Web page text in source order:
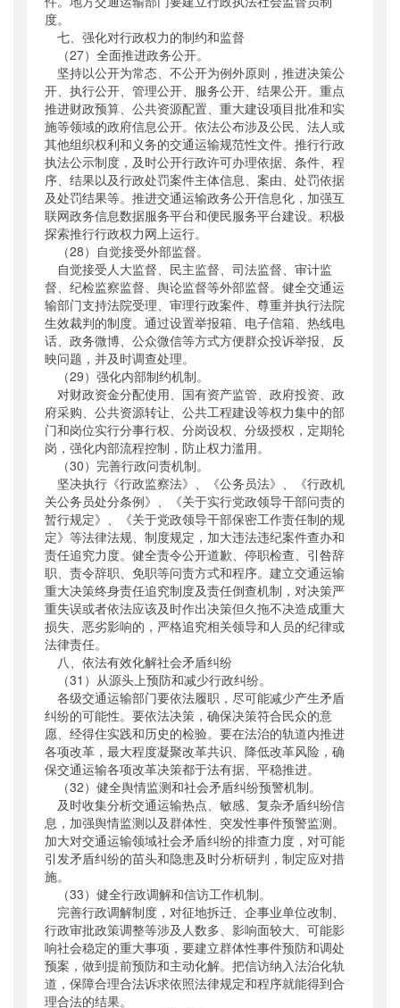
度。
七、强化对行政权力的制约和监督
（27）全面推进政务公开。
坚持以公开为常态、不公开为例外原则，推进决策公
开、执行公开、管理公开、服务公开、结果公开。重点
推进财政预算、公共资源配置、重大建设项目批准和实
施等领域的政府信息公开。依法公布涉及公民、法人或
其他组织权利和义务的交通运输规范性文件。推行行政
执法公示制度，及时公开行政许可办理依据、条件、程
序、结果以及行政处罚案件主体信息、案由、处罚依据
及处罚结果等。推进交通运输政务公开信息化，加强互
联网政务信息数据服务平台和便民服务平台建设。积极
探索推行行政权力网上运行。
（28）自觉接受外部监督。
自觉接受人大监督、民主监督、司法监督、审计监
督、纪检监察监督、舆论监督等外部监督。健全交通运
输部门支持法院受理、审理行政案件、尊重并执行法院
生效裁判的制度。通过设置举报箱、电子信箱、热线电
话、政务微博、公众微信等方式方便群众投诉举报、反
映问题，并及时调查处理。
（29）强化内部制约机制。
对财政资金分配使用、国有资产监管、政府投资、政
府采购、公共资源转让、公共工程建设等权力集中的部
门和岗位实行分事行权、分岗设权、分级授权，定期轮
岗，强化内部流程控制，防止权力滥用。
（30）完善行政问责机制。
坚决执行《行政监察法》、《公务员法》、《行政机
关公务员处分条例》、《关于实行党政领导干部问责的
暂行规定》、《关于党政领导干部保密工作责任制的规
定》等法律法规、制度规定，加大违法违纪案件查办和
责任追究力度。健全责令公开道歉、停职检查、引咎辞
职、责令辞职、免职等问责方式和程序。建立交通运输
重大决策终身责任追究制度及责任倒查机制，对决策严
重失误或者依法应该及时作出决策但久拖不决造成重大
损失、恶劣影响的，严格追究相关领导和人员的纪律或
法律责任。
八、依法有效化解社会矛盾纠纷
（31）从源头上预防和减少行政纠纷。
各级交通运输部门要依法履职，尽可能减少产生矛盾
纠纷的可能性。要依法决策，确保决策符合民众的意
愿、经得住实践和历史的检验。要在法治的轨道内推进
各项改革，最大程度凝聚改革共识、降低改革风险，确
保交通运输各项改革决策都于法有据、平稳推进。
（32）健全舆情监测和社会矛盾纠纷预警机制。
及时收集分析交通运输热点、敏感、复杂矛盾纠纷信
息，加强舆情监测以及群体性、突发性事件预警监测。
加大对交通运输领域社会矛盾纠纷的排查力度，对可能
引发矛盾纠纷的苗头和隐患及时分析研判，制定应对措
施。
（33）健全行政调解和信访工作机制。
完善行政调解制度，对征地拆迁、企事业单位改制、
行政审批政策调整等涉及人数多、影响面较大、可能影
响社会稳定的重大事项，要建立群体性事件预防和调处
预案，做到提前预防和主动化解。把信访纳入法治化轨
道，保障合理合法诉求依照法律规定和程序就能得到合
理合法的结果。